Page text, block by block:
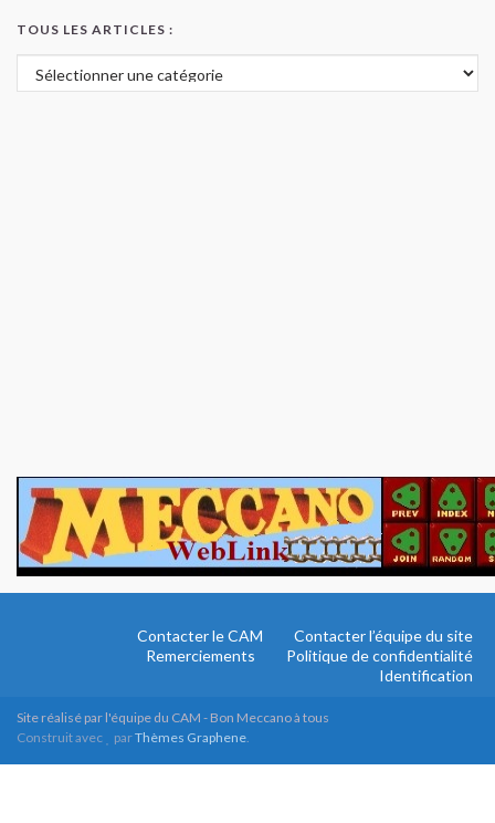
TOUS LES ARTICLES :
Tous les articles :
Contacter le CAM
Contacter l’équipe du site
Remerciements
Politique de confidentialité
Identification
Site réalisé par l'équipe du CAM - Bon Meccano à tous
Construit avec
parThèmes Graphene